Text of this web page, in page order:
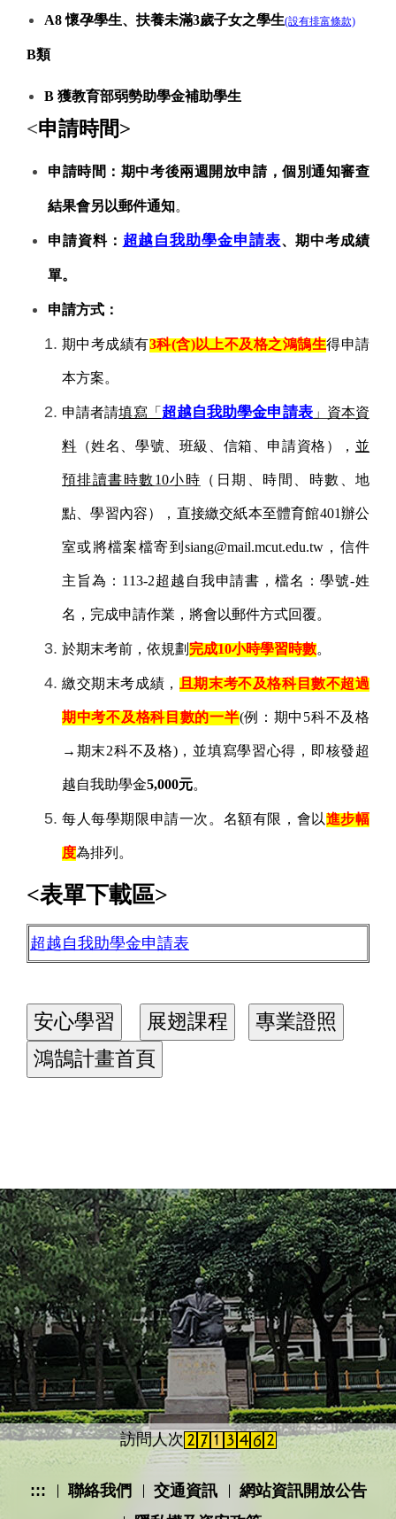
A8 懷孕學生、扶養未滿3歲子女之學生(設有排富條款)
B類
B 獲教育部弱勢助學金補助學生
<申請時間>
申請時間： 期中考後兩週開放申請，個別通知審查
結果會另以郵件通知。
申請資料： 超越自我助學金申請表、期中考成績
單。
申請方式：
期中考成績有3科(含)以上不及格之鴻鵠生得申請
本方案。
申請者請填寫「 超越自我助學金申請表」資本資
料 （姓名、學號、班級、信箱、申請資格）， 並
預排讀書時數 10小時 （日期、時間、時數、地
點、學習內容），直接繳交紙本至體育館401辦公
室或將檔案檔寄到 siang@mail.mcut.edu.tw，信件
主旨為： 113-2超越自我申請書，檔名：學號-姓
名，完成申請作業，將會以郵件方式回覆。
於期末考前，依規劃 完成10小時學習時數。
繳交期末考成績， 且期末考不及格科目數不超過
期中考不及格科目數的一半(例：期中 5科不及格
→ 期末2科不及格)，並填寫學習心得，即核發超
越自我助學金5,000元。
每人每學期限申請一次。名額有限，會以進步幅
度為排列。
<表單下載區>
超越自我助學金申請表
訪問人次
::: 聯絡我們 交通資訊
網站資訊開放公告